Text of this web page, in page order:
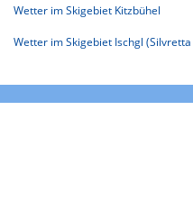
Wetter im Skigebiet Kitzbühel
Wetter im Skigebiet Ischgl